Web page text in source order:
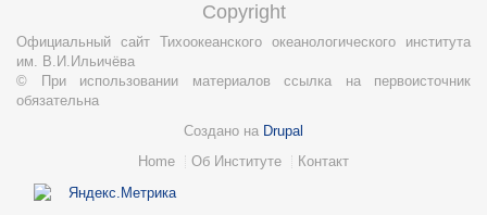
Copyright
Официальный сайт Тихоокеанского океанологического института
им. В.И.Ильичёва
© При использовании материалов ссылка на первоисточник
обязательна
Создано на Drupal
колонтитул
Home Об Институте Контакт